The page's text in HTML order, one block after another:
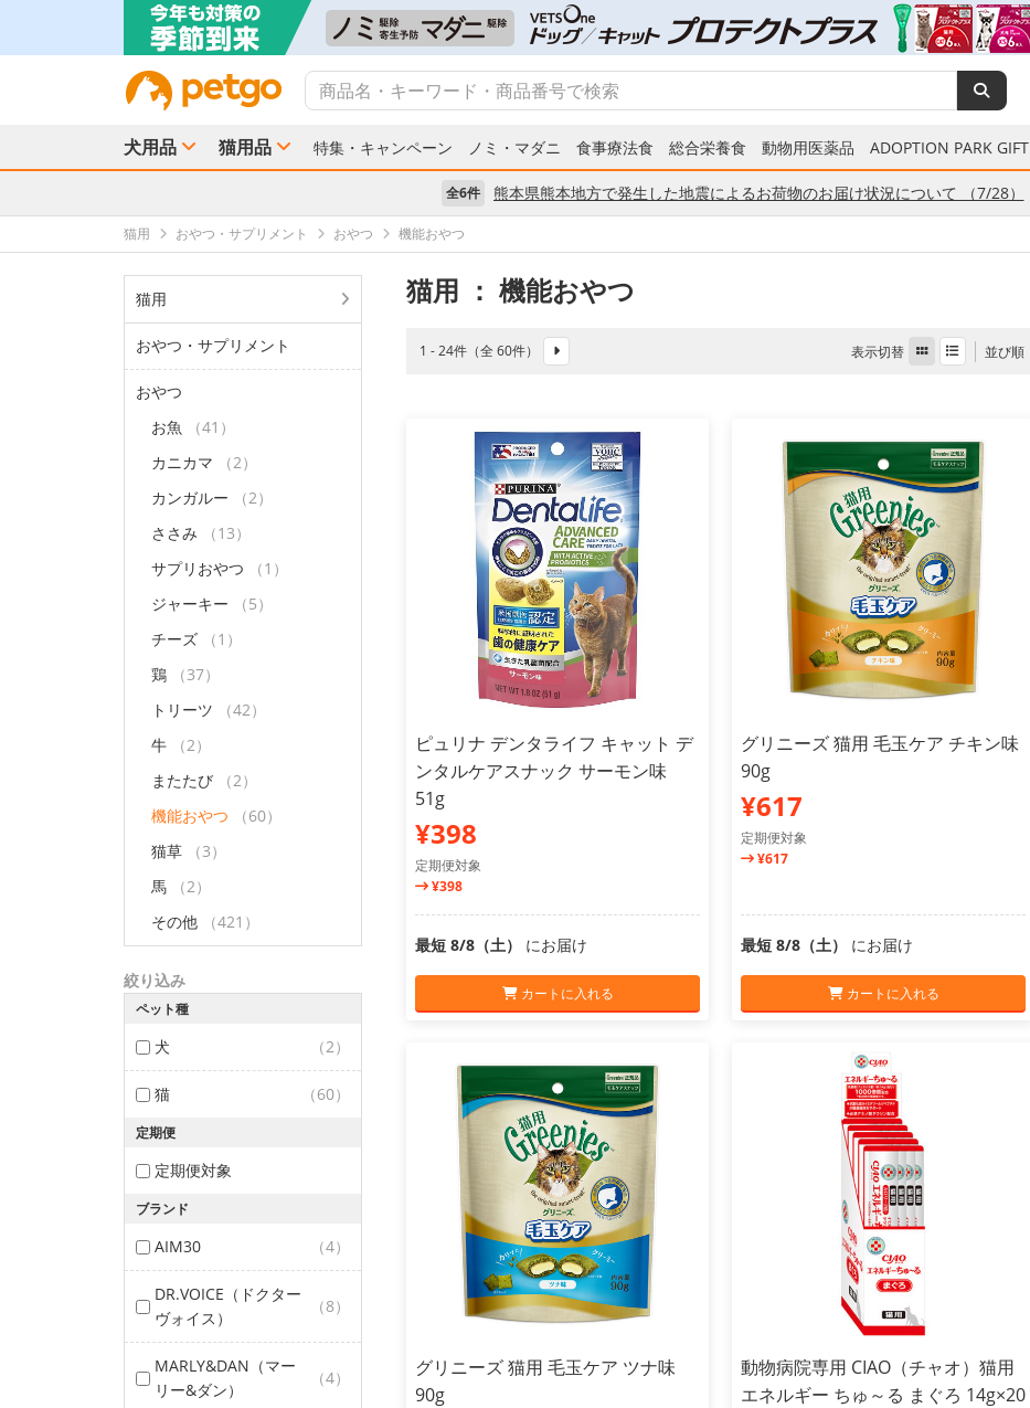
犬用品 猫用品 特集・キャンペーン ノミ・マダニ 食事療法食 総合栄養食 動物用医薬品 ADOPTION PARK GIFT
全6件 熊本県熊本地方で発生した地震によるお荷物のお届け状況について （7/28）
猫用 おやつ・サプリメント おやつ 機能おやつ
猫用
おやつ・サプリメント
おやつ
お魚
（41）
カニカマ
（2）
カンガルー
（2）
ささみ
（13）
サプリおやつ
（1）
ジャーキー
（5）
チーズ
（1）
鶏
（37）
トリーツ
（42）
牛
（2）
またたび
（2）
機能おやつ
（60）
猫草
（3）
馬
（2）
その他
（421）
絞り込み
ペット種
犬 （2）
猫 （60）
定期便
定期便対象
ブランド
AIM30 （4）
DR.VOICE（ドクター
ヴォイス）
（8）
MARLY&DAN（マー
リー&ダン）
（4）
猫用 ： 機能おやつ
1 - 24件（全 60件） 表示切替 並び順
ピュリナ デンタライフ キャット デ
ンタルケアスナック サーモン味
51g
¥398
定期便対象
¥398
最短 8/8（土） にお届け
カートに入れる
グリニーズ 猫用 毛玉ケア チキン味
90g
¥617
定期便対象
¥617
最短 8/8（土） にお届け
カートに入れる
グリニーズ 猫用 毛玉ケア ツナ味
90g
動物病院専用 CIAO（チャオ）猫用
エネルギー ちゅ～る まぐろ 14g×20